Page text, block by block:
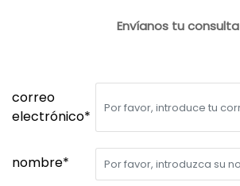
Envíanos tu consulta
correo
electrónico*
nombre*